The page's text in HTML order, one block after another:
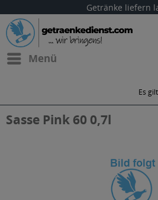
Getränke liefern
Menü
Es
Sasse Pink 60 0,7l